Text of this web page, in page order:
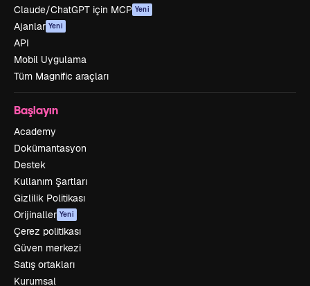
Claude/ChatGPT için MCP Yeni
Ajanlar Yeni
API
Mobil Uygulama
Tüm Magnific araçları
Başlayın
Academy
Dokümantasyon
Destek
Kullanım Şartları
Gizlilik Politikası
Orijinaller Yeni
Çerez politikası
Güven merkezi
Satış ortakları
Kurumsal